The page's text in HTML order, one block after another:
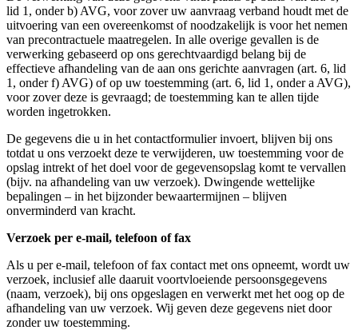
lid 1, onder b) AVG, voor zover uw aanvraag verband houdt met de
uitvoering van een overeenkomst of noodzakelijk is voor het nemen
van precontractuele maatregelen. In alle overige gevallen is de
verwerking gebaseerd op ons gerechtvaardigd belang bij de
effectieve afhandeling van de aan ons gerichte aanvragen (art. 6, lid
1, onder f) AVG) of op uw toestemming (art. 6, lid 1, onder a AVG),
voor zover deze is gevraagd; de toestemming kan te allen tijde
worden ingetrokken.
De gegevens die u in het contactformulier invoert, blijven bij ons
totdat u ons verzoekt deze te verwijderen, uw toestemming voor de
opslag intrekt of het doel voor de gegevensopslag komt te vervallen
(bijv. na afhandeling van uw verzoek). Dwingende wettelijke
bepalingen – in het bijzonder bewaartermijnen – blijven
onverminderd van kracht.
Verzoek per e-mail, telefoon of fax
Als u per e-mail, telefoon of fax contact met ons opneemt, wordt uw
verzoek, inclusief alle daaruit voortvloeiende persoonsgegevens
(naam, verzoek), bij ons opgeslagen en verwerkt met het oog op de
afhandeling van uw verzoek. Wij geven deze gegevens niet door
zonder uw toestemming.